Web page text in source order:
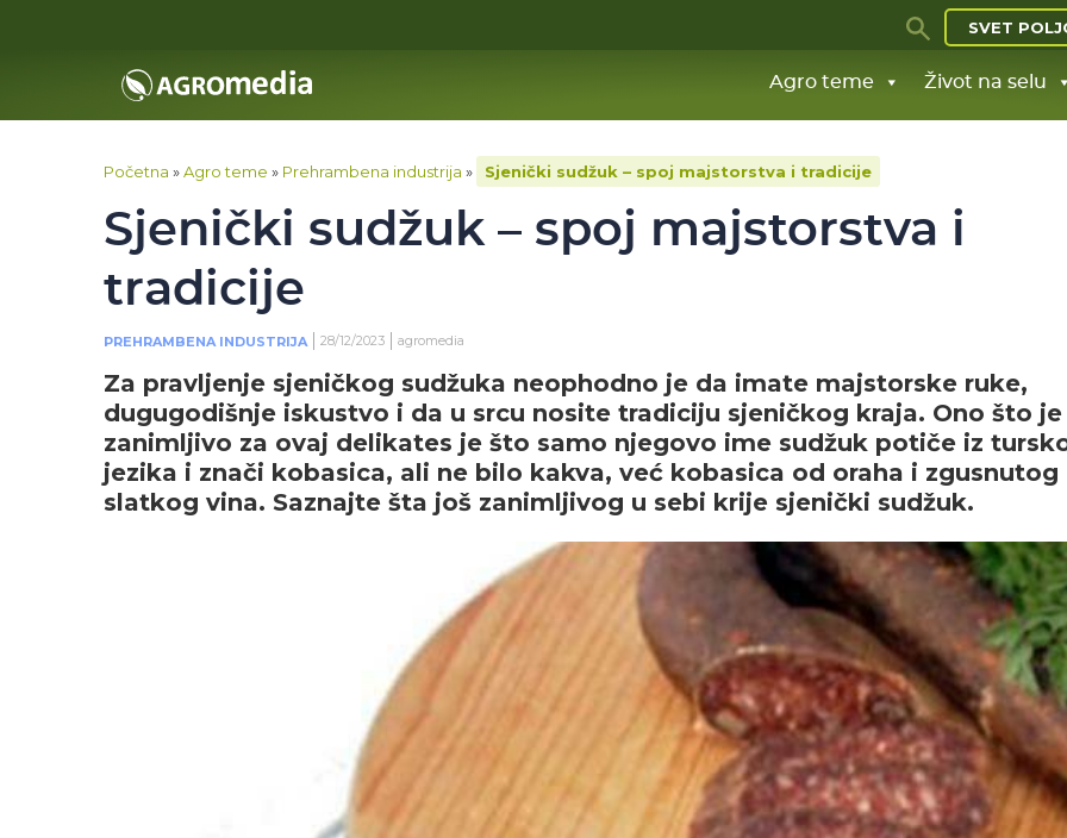
SVET
Agro teme Život na selu
Početna »Agro teme » Prehrambena industrija » Sjenički sudžuk – spoj majstorstva i tradicije
Sjenički sudžuk – spoj majstorstva i
tradicije
PREHRAMBENA INDUSTRIJA 28/12/2023 agromedia
Za pravljenje sjeničkog sudžuka neophodno je da imate majstorske ruke,
dugugodišnje iskustvo i da u srcu nosite tradiciju sjeničkog kraja. Ono što je
zanimljivo za ovaj delikates je što samo njegovo ime sudžuk potiče iz
jezika i znači kobasica, ali ne bilo kakva, već kobasica od oraha i zgusnutog
slatkog vina. Saznajte šta još zanimljivog u sebi krije sjenički sudžuk.